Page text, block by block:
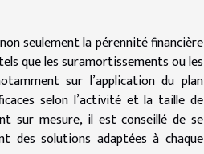
seulement la pérennité financière
que les suramortissements ou les
sur l’application du plan
selon l’activité et la taille de
sur mesure, il est conseillé de se
des solutions adaptées à chaque